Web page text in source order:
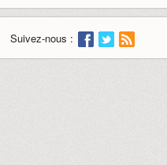
Suivez-nous :